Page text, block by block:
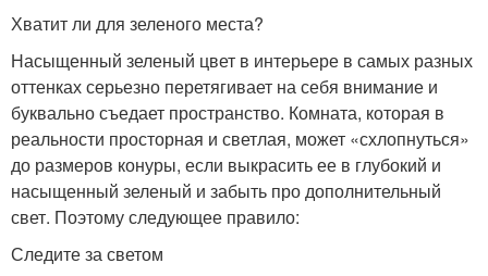
Хватит ли для зеленого места?
Насыщенный зеленый цвет в интерьере в самых разных
оттенках серьезно перетягивает на себя внимание и
буквально съедает пространство. Комната, которая в
реальности просторная и светлая, может «схлопнуться»
до размеров конуры, если выкрасить ее в глубокий и
насыщенный зеленый и забыть про дополнительный
свет. Поэтому следующее правило:
Следите за светом